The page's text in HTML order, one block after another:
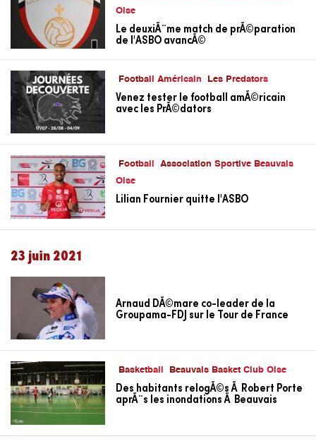
Oise
Le deuxiÃ¨me match de prÃ©paration
de l'ASBO avancÃ©
Football Américain Les Predators
Venez tester le football amÃ©ricain
avec les PrÃ©dators
Football
Association Sportive Beauvais
Oise
Lilian Fournier quitte l'ASBO
23 juin 2021
Arnaud DÃ©mare co-leader de la
Groupama-FDJ sur le Tour de France
Basketball Beauvais Basket Club Oise
Des habitants relogÃ©s Ã Robert Porte
aprÃ¨s les inondations Ã Beauvais